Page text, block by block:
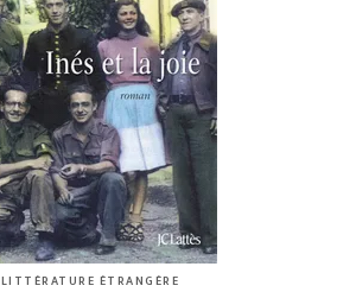
LITTÉRATURE ÉTRANGÈRE